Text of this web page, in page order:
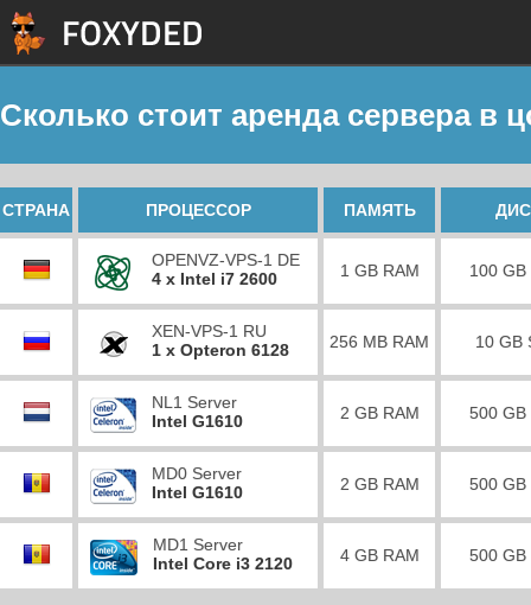
Сколько стоит аренда сервера в
СТРАНА ПРОЦЕССОР ПАМЯТЬ
OPENVZ-VPS-1 DE
4 x Intel i7 2600
1 GB RAM 100 GB
XEN-VPS-1 RU
1 x Opteron 6128
256 MB RAM 10 GB
NL1 Server
Intel G1610
2 GB RAM 500 GB
MD0 Server
Intel G1610
2 GB RAM 500 GB
MD1 Server
Intel Core i3 2120
4 GB RAM 500 GB